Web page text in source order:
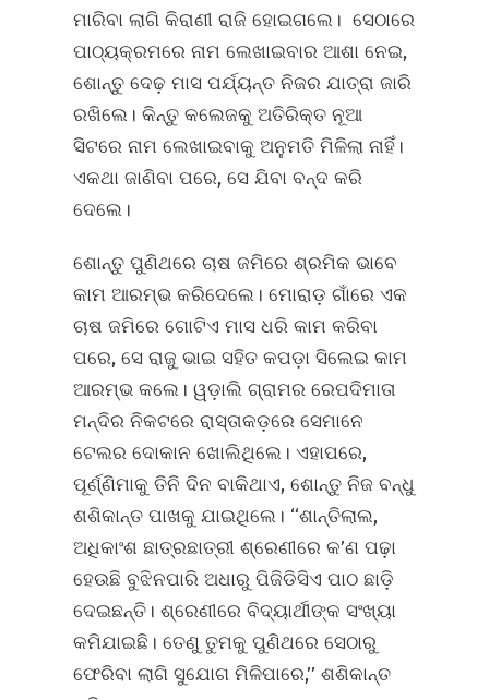
ମାରିବା ଲାଗି କିରାଣୀ ରାଜି ହୋଇଗଲେ। ସେଠାରେ
ପାଠ୍ୟକ୍ରମରେ ନାମ ଲେଖାଇବାର ଆଶା ନେଇ,
ଶୋନ୍ତୁ ଦେଢ଼ ମାସ ପର୍ଯ୍ୟନ୍ତ ନିଜର ଯାତ୍ରା ଜାରି
ରଖିଲେ। କିନ୍ତୁ କଲେଜକୁ ଅତିରିକ୍ତ ନୂଆ
ସିଟରେ ନାମ ଲେଖାଇବାକୁ ଅନୁମତି ମିଳିଲା ନାହିଁ।
ଏକଥା ଜାଣିବା ପରେ, ସେ ଯିବା ବନ୍ଦ କରି
ଦେଲେ।
ଶୋନ୍ତୁ ପୁଣିଥରେ ଚାଷ ଜମିରେ ଶ୍ରମିକ ଭାବେ
କାମ ଆରମ୍ଭ କରିଦେଲେ। ମୋରାଡ଼ ଗାଁରେ ଏକ
ଚାଷ ଜମିରେ ଗୋଟିଏ ମାସ ଧରି କାମ କରିବା
ପରେ, ସେ ରାଜୁ ଭାଇ ସହିତ କପଡ଼ା ସିଲେଇ କାମ
ଆରମ୍ଭ କଲେ। ୱଡ଼ାଲି ଗ୍ରାମର ରେପଦିମାତା
ମନ୍ଦିର ନିକଟରେ ରାସ୍ତାକଡ଼ରେ ସେମାନେ
ଟେଲର ଦୋକାନ ଖୋଲିଥିଲେ। ଏହାପରେ,
ପୂର୍ଣ୍ଣିମାକୁ ତିନି ଦିନ ବାକିଥାଏ, ଶୋନ୍ତୁ ନିଜ ବନ୍ଧୁ
ଶଶିକାନ୍ତ ପାଖକୁ ଯାଇଥିଲେ। ‘‘ଶାନ୍ତିଲାଲ,
ଅଧିକାଂଶ ଛାତ୍ରଛାତ୍ରୀ ଶ୍ରେଣୀରେ କ’ଣ ପଢ଼ା
ହେଉଛି ବୁଝିନପାରି ଅଧାରୁ ପିଜିଡିସିଏ ପାଠ ଛାଡ଼ି
ଦେଇଛନ୍ତି। ଶ୍ରେଣୀରେ ବିଦ୍ୟାର୍ଥୀଙ୍କ ସଂଖ୍ୟା
କମିଯାଇଛି। ତେଣୁ ତୁମକୁ ପୁଣିଥରେ ସେଠାରୁ
ଫେରିବା ଲାଗି ସୁଯୋଗ ମିଳିପାରେ,’’ ଶଶିକାନ୍ତ